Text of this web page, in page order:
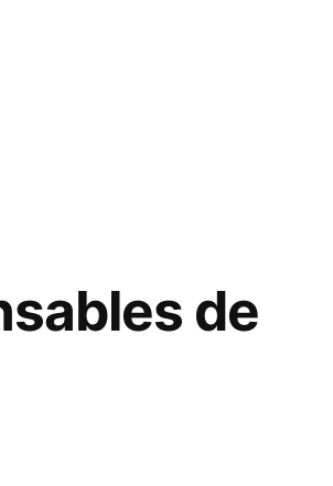
de